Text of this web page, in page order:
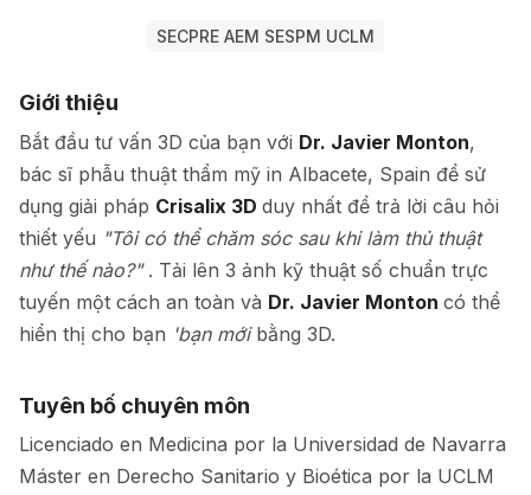
SECPRE AEM SESPM UCLM
Giới thiệu
Bắt đầu tư vấn 3D của bạn với Dr. Javier Monton,
bác sĩ phẫu thuật thẩm mỹ in Albacete, Spain để sử
dụng giải pháp Crisalix 3D duy nhất để trả lời câu hỏi
thiết yếu "Tôi có thể chăm sóc sau khi làm thủ thuật
như thế nào?" . Tải lên 3 ảnh kỹ thuật số chuẩn trực
tuyến một cách an toàn và Dr. Javier Monton có thể
hiển thị cho bạn 'bạn mới bằng 3D.
Tuyên bố chuyên môn
Licenciado en Medicina por la Universidad de Navarra
Máster en Derecho Sanitario y Bioética por la UCLM